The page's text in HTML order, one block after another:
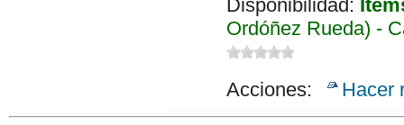
Disponibilidad:
Ordóñez Rueda) -
Acciones: Hacer